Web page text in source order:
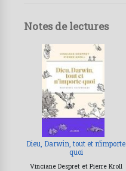
Notes de lectures
Dieu, Darwin, tout et n’importe
quoi
Vinciane Despret et Pierre Kroll